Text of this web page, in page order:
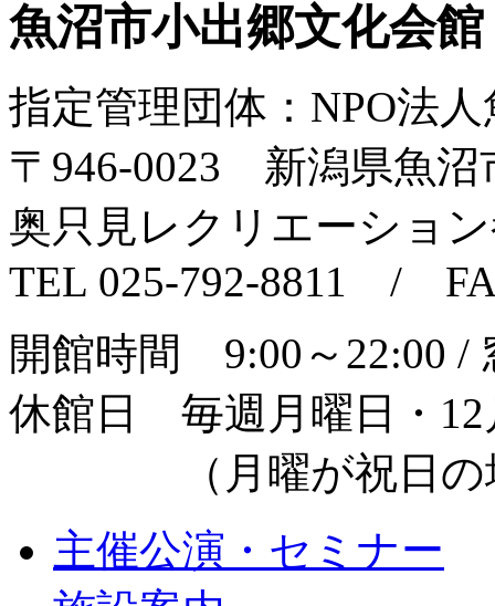
魚沼市小出郷文化会館
指定管理団体：NPO法
〒946‐0023 新潟県魚沼
奥只見レクリエーショ
TEL 025-792-8811 /
開館時間 9:00～22:00 /
休館日 毎週月曜日・12
（月曜が祝日の場
主催公演・セミナー